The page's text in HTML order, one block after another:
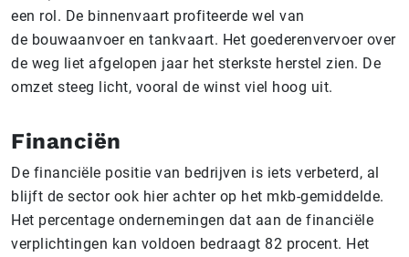
een rol. De binnenvaart profiteerde wel van
de bouwaanvoer en tankvaart. Het goederenvervoer over
de weg liet afgelopen jaar het sterkste herstel zien. De
omzet steeg licht, vooral de winst viel hoog uit.
Financiën
De financiële positie van bedrijven is iets verbeterd, al
blijft de sector ook hier achter op het mkb-gemiddelde.
Het percentage ondernemingen dat aan de financiële
verplichtingen kan voldoen bedraagt 82 procent. Het